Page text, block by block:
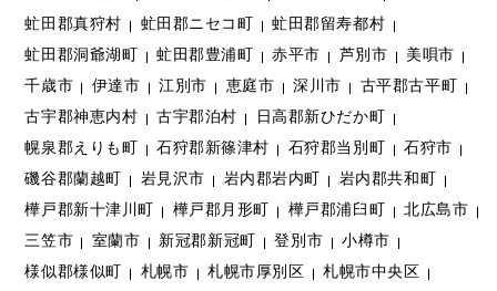
虻田郡真狩村
虻田郡ニセコ町
虻田郡留寿都村
虻田郡洞爺湖町
虻田郡豊浦町 赤平市 芦別市
美唄市
千歳市
伊達市 江別市 恵庭市 深川市
古平郡古平町
古宇郡神恵内村
古宇郡泊村
日高郡新ひだか町
幌泉郡えりも町
石狩郡新篠津村 石狩郡当別町
石狩市
磯谷郡蘭越町
岩見沢市 岩内郡岩内町
岩内郡共和町
樺戸郡新十津川町
樺戸郡月形町 樺戸郡浦臼町
北広島市
三笠市
室蘭市 新冠郡新冠町 登別市
小樽市
様似郡様似町
札幌市 札幌市厚別区
札幌市中央区